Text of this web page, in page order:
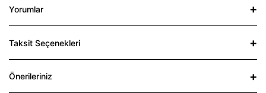
Yorumlar
Taksit Seçenekleri
Önerileriniz